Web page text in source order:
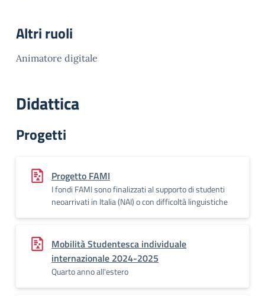
Altri ruoli
Animatore digitale
Didattica
Progetti
Progetto FAMI
I fondi FAMI sono finalizzati al supporto di studenti
neoarrivati in Italia (NAI) o con difficoltà linguistiche
Mobilità Studentesca individuale
internazionale 2024-2025
Quarto anno all'estero